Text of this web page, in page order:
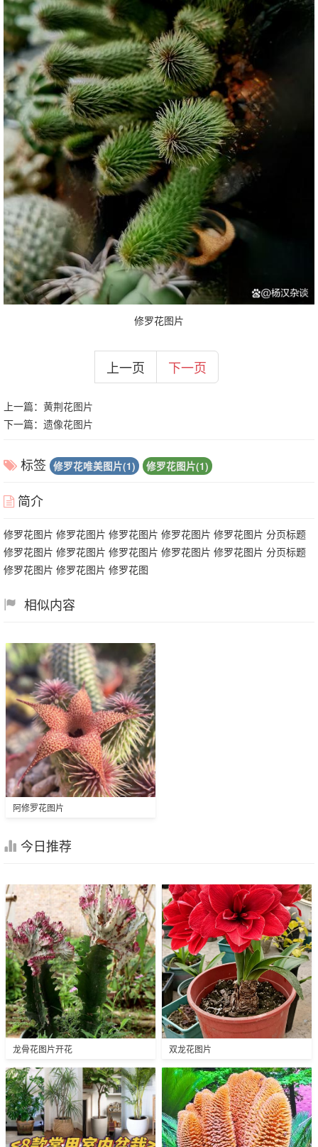
修罗花图片
上一页 下一页
上一篇： 黄荆花图片
下一篇： 遗像花图片
标签 修罗花唯美图片(1) 修罗花图片(1)
简介
修罗花图片 修罗花图片 修罗花图片 修罗花图片 修罗花图片 分页标题
修罗花图片 修罗花图片 修罗花图片 修罗花图片 修罗花图片 分页标题
修罗花图片 修罗花图片 修罗花图
相似内容
阿修罗花图片
今日推荐
龙骨花图片开花 双龙花图片